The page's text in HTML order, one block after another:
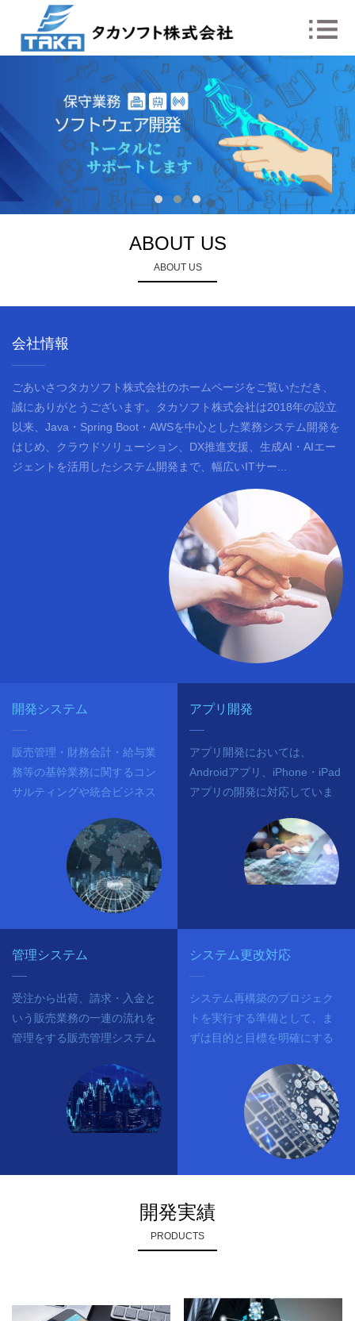
ABOUT US
ABOUT US
会社情報
ごあいさつタカソフト株式会社のホームページをご覧いただき、
誠にありがとうございます。タカソフト株式会社は2018年の設立
以来、Java・Spring Boot・AWSを中心とした業務システム開発を
はじめ、クラウドソリューション、DX推進支援、生成AI・AIエー
ジェントを活用したシステム開発まで、幅広いITサー...
開発システム
販売管理・財務会計・給与業
務等の基幹業務に関するコン
サルティングや統合ビジネス
構築を行い導入・運用保守を
行っています。
アプリ開発
アプリ開発においては、
Androidアプリ、iPhone・iPad
アプリの開発に対応していま
管理システム
受注から出荷、請求・入金と
いう販売業務の一連の流れを
管理をする販売管理システム
システム更改対応
システム再構築のプロジェク
トを実行する準備として、ま
ずは目的と目標を明確にする
開発実績
PRODUCTS